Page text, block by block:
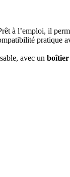
à l’emploi, il
pratique
avec un boîtier